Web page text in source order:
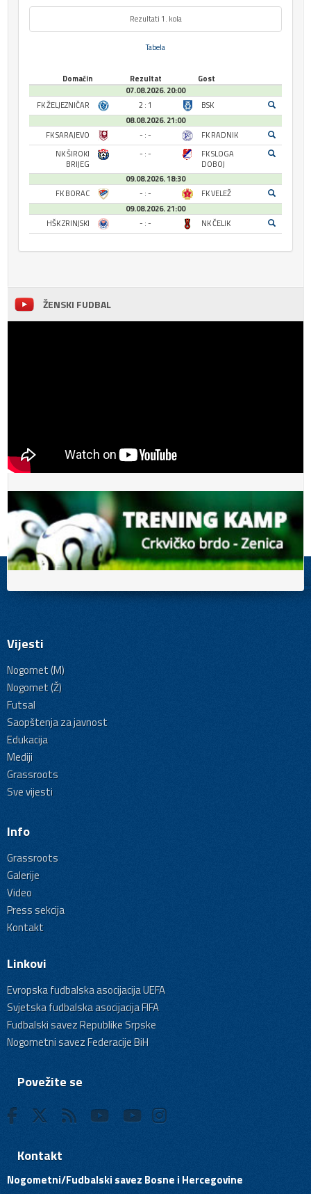
Rezultati 1. kola
Tabela
Domaćin Rezultat
Gost
07.08.2026. 20:00
FK ŽELJEZNIČAR
2 : 1
BSK
08.08.2026. 21:00
FK SARAJEVO
- : -
FK RADNIK
NK ŠIROKI
BRIJEG
- : -
FK SLOGA
DOBOJ
09.08.2026. 18:30
FK BORAC
- : -
FK VELEŽ
09.08.2026. 21:00
HŠK ZRINJSKI
- : - NK ČELIK
ŽENSKI FUDBAL
Vijesti
Nogomet (M)
Nogomet (Ž)
Futsal
Saopštenja za javnost
Edukacija
Mediji
Grassroots
Sve vijesti
Info
Grassroots
Galerije
Video
Press sekcija
Kontakt
Linkovi
Evropska fudbalska asocijacija UEFA
Svjetska fudbalska asocijacija FIFA
Fudbalski savez Republike Srpske
Nogometni savez Federacije BiH
Povežite se
Kontakt
Nogometni/Fudbalski savez Bosne i Hercegovine